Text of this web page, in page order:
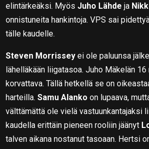
elintärkeäksi. Myös Juho Lähde ja
onnistuneita hankintoja. VPS sai
tälle kaudelle.
Steven Morrissey ei ole paluunsa
lähelläkään liigatasoa. Juho Mäkelän 16
korvattava. Tällä hetkellä se on
harteilla.Samu Alanko on lupaava,
välttämättä ole vielä vastuunkantajaksi
kaudella erittäin pieneen rooliin jäänyt
talven aikana nostanut tasoaan. Hertsi